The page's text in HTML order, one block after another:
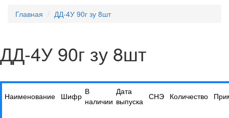
Главная
ДД-4У 90г зу 8шт
ДД-4У 90г зу 8шт
Наименование Шифр В
наличии
Дата
выпуска СНЭ Количество